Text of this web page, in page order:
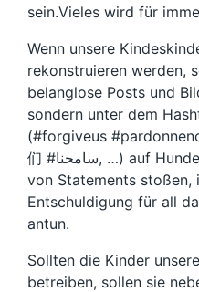
sein.Vieles wird für
Wenn unsere
rekonstruieren werden,
belanglose Posts und
sondern unter dem
(#forgiveus
们 #سامحنا, …) auf Hunderte, vielleicht Tausende
von Statements stoßen,
Entschuldigung für all
antun.
Sollten die Kinder
betreiben, sollen sie